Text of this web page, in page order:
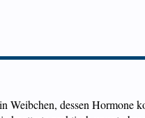
Weibchen, dessen Hormone